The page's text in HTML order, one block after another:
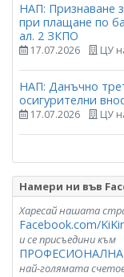
НАП: Признаване
при плащане по
ал. 2 ЗКПО
17.07.2026 ЦУ
НАП: Данъчно
осигурителни
17.07.2026 ЦУ
Намери ни във
Харесай нашата
Facebook.com/
и се присъедини към
най-голямата